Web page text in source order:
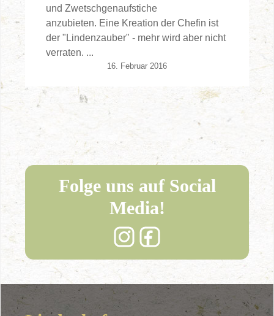
und Zwetschgenaufstiche
anzubieten. Eine Kreation der Chefin ist
der "Lindenzauber" - mehr wird aber nicht
verraten. ...
16. Februar 2016
Folge uns auf Social
Media!